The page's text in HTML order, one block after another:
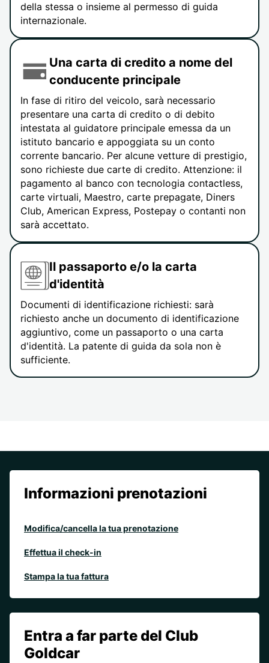
della stessa o insieme al permesso di guida
internazionale.
Una carta di credito a nome del
conducente principale
In fase di ritiro del veicolo, sarà necessario
presentare una carta di credito o di debito
intestata al guidatore principale emessa da un
istituto bancario e appoggiata su un conto
corrente bancario. Per alcune vetture di prestigio,
sono richieste due carte di credito. Attenzione: il
pagamento al banco con tecnologia contactless,
carte virtuali, Maestro, carte prepagate, Diners
Club, American Express, Postepay o contanti non
sarà accettato.
Il passaporto e/o la carta
d'identità
Documenti di identificazione richiesti: sarà
richiesto anche un documento di identificazione
aggiuntivo, come un passaporto o una carta
d'identità. La patente di guida da sola non è
sufficiente.
Informazioni prenotazioni
Modifica/cancella la tua prenotazione
Effettua il check-in
Stampa la tua fattura
Entra a far parte del Club
Goldcar